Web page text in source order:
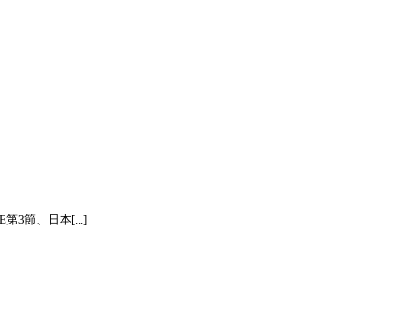
第3節、日本[...]